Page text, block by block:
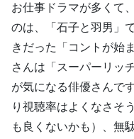
お仕事ドラマが多くて
のは、「石子と羽男」
きだった「コントが始
さんは「スーパーリッ
が気になる俳優さんで
り視聴率はよくなさそ
も良くないかも）、無